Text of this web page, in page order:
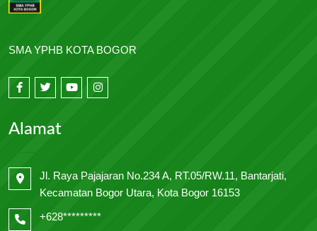
SMA YPHB KOTA BOGOR
Alamat
Jl. Raya Pajajaran No.234 A, RT.05/RW.11, Bantarjati,
Kecamatan Bogor Utara, Kota Bogor 16153
+628*********